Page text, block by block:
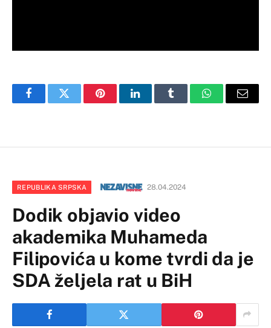
FacebookTwitter PinterestLinkedInTumblr WhatsAppEmail
REPUBLIKA SRPSKA 28.04.2024
Dodik objavio video
akademika Muhameda
Filipovića u kome tvrdi da je
SDA željela rat u BiH